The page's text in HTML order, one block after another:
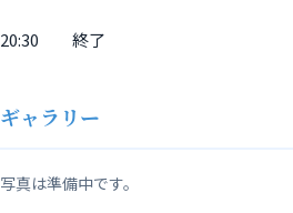
20:30 終了
ギャラリー
写真は準備中です。